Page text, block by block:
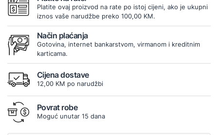
Platite ovaj proizvod na rate po istoj cijeni, ako je ukupni
iznos vaše narudžbe preko 100,00 KM.
Način plaćanja
Gotovina, internet bankarstvom, virmanom i kreditnim
karticama.
Cijena dostave
12,00 KM po narudžbi
Povrat robe
Moguć unutar 15 dana